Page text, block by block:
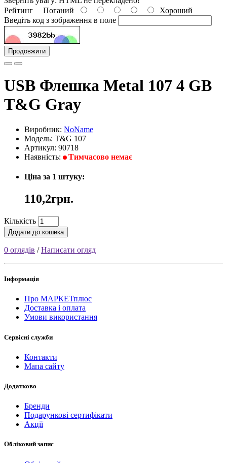
Рейтинг Поганий
Хороший
Введіть код з зображення в поле
Продовжити
USB Флешка Metal 107 4 GB
T&G Gray
Виробник: NoName
Модель: T&G 107
Артикул: 90718
Наявність:
Тимчасово немає
Ціна за 1 штуку:
110,2грн.
Кількість
Додати до кошика
0 оглядів /Написати огляд
Інформація
Про МАРКЕТплюс
Доставка і оплата
Умови використання
Сервісні служби
Контакти
Мапа сайту
Додатково
Бренди
Подарункові сертифікати
Акції
Обліковий запис